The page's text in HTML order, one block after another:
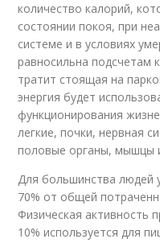
количество калорий,
состоянии покоя, при
системе и в условиях
равносильна подсчетам
тратит стоящая на
энергия будет
функционирования
легкие, почки, нервная
половые органы, мышцы
Для большинства людей
70% от общей
Физическая активность
10% используется для